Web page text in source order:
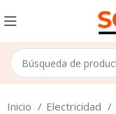
Inicio Electricidad